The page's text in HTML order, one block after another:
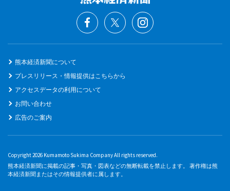
熊本経済新聞について
プレスリリース・情報提供はこちらから
アクセスデータの利用について
お問い合わせ
広告のご案内
Copyright 2026 Kumamoto Sukima Company All rights reserved.
熊本経済新聞に掲載の記事・写真・図表などの無断転載を禁止します。 著作権は熊
本経済新聞またはその情報提供者に属します。